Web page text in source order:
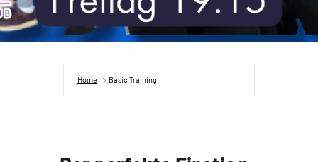
Home Basic Training